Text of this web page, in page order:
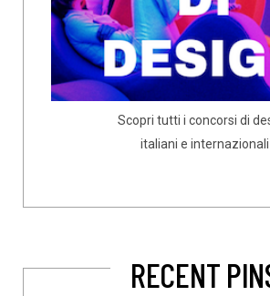
Scopri tutti i concorsi di
italiani e internazionali
RECENT